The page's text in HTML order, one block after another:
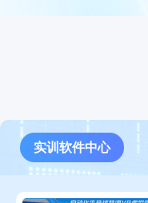
实训软件中心